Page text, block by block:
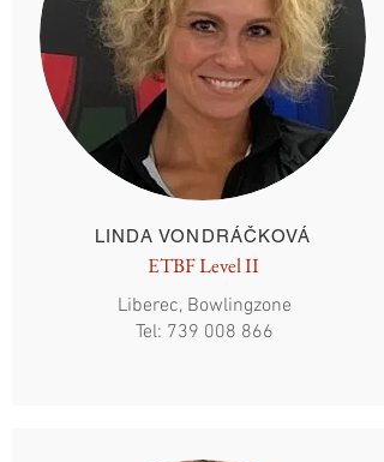
LINDA VONDRÁČKOVÁ
ETBF Level II
Liberec, Bowlingzone
Tel: 739 008 866